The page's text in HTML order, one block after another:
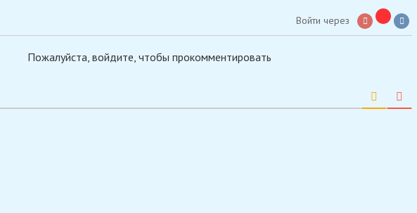
Войти через
Пожалуйста, войдите, чтобы прокомментировать